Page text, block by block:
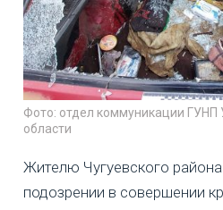
Фото: отдел коммуникации ГУНП
области
Жителю Чугуевского
подозрении в совершении